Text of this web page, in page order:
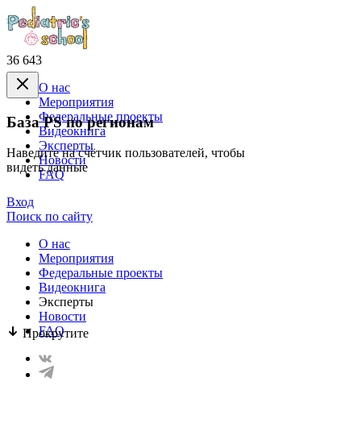
36 643
База PS по регионам
Наведите на счётчик пользователей, чтобы
видеть данные
Прокрутите
О нас
Mероприятия
Федеральные проекты
Видеокнига
Эксперты
Новости
FAQ
Вход
Поиск по сайту
О нас
Mероприятия
Федеральные проекты
Видеокнига
Эксперты
Новости
FAQ